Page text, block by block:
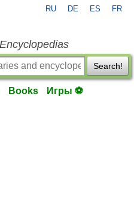
RU DE ES FR
Search!
Books Игры ⚽